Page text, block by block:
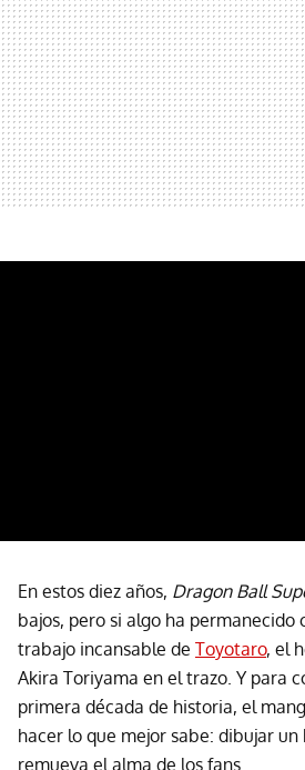
En estos diez años, Dragon Ball
bajos, pero si algo ha permanecido
trabajo incansable de Toyotaro, el
Akira Toriyama en el trazo. Y para
primera década de historia, el
hacer lo que mejor sabe: dibujar un
remueva el alma de los fans.